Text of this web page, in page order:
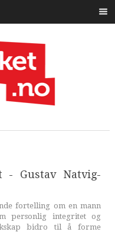
- Gustav Natvig-
fortelling om en mann
personlig integritet og
bidro til å forme